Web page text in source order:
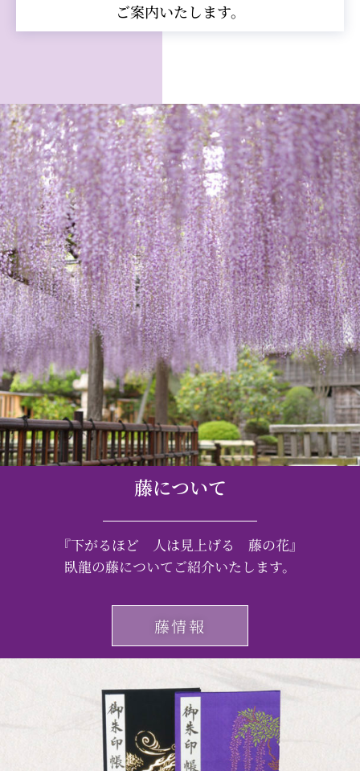
ご案内いたします。
藤について
『下がるほど 人は見上げる 藤の花』
臥龍の藤についてご紹介いたします。
藤情報